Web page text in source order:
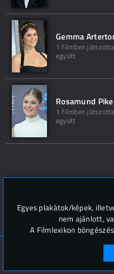
Gemma
1 filmben
együtt
Rosamund Pike
1 filmben
együtt
© Filmlexikon
Egyes plakátok/képek,
nem ajánlott,
A Filmlexikon